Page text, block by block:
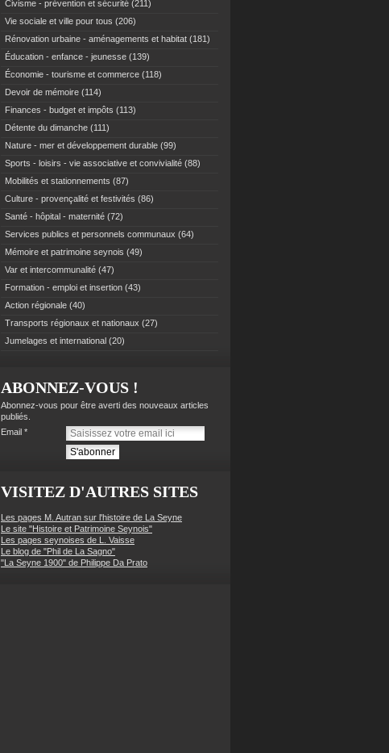
Civisme - prévention et sécurité (211)
Vie sociale et ville pour tous (206)
Rénovation urbaine - aménagements et habitat (181)
Éducation - enfance - jeunesse (139)
Économie - tourisme et commerce (118)
Devoir de mémoire (114)
Finances - budget et impôts (113)
Détente du dimanche (111)
Nature - mer et développement durable (99)
Sports - loisirs - vie associative et convivialité (88)
Mobilités et stationnements (87)
Culture - provençalité et festivités (86)
Santé - hôpital - maternité (72)
Services publics et personnels communaux (64)
Mémoire et patrimoine seynois (49)
Var et intercommunalité (47)
Formation - emploi et insertion (43)
Action régionale (40)
Transports régionaux et nationaux (27)
Jumelages et international (20)
ABONNEZ-VOUS !
Abonnez-vous pour être averti des nouveaux articles
publiés.
Email
VISITEZ D'AUTRES SITES
Les pages M. Autran sur l'histoire de La Seyne
Le site "Histoire et Patrimoine Seynois"
Les pages seynoises de L. Vaisse
Le blog de "Phil de La Sagno"
"La Seyne 1900" de Philippe Da Prato